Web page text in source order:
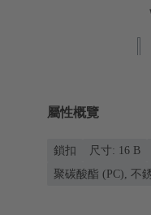
屬性概覽
鎖扣 尺寸: 16 B
聚碳酸酯 (PC), 不